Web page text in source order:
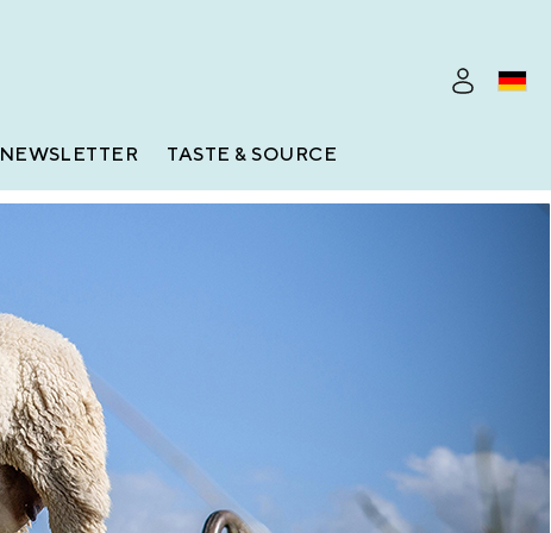
NEWSLETTER TASTE & SOURCE